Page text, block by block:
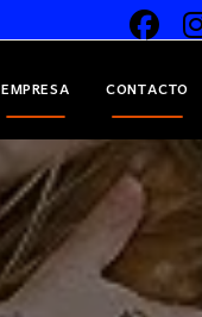
EMPRESA CONTACTO